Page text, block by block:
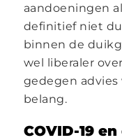
aandoeningen
definitief niet
binnen de
wel liberaler
gedegen
belang.
COVID-19